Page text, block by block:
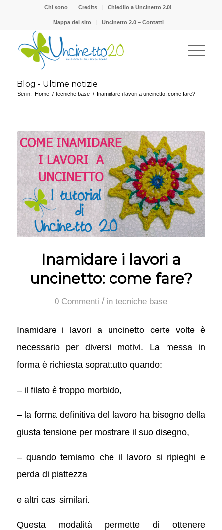
Chi sono Credits Chiedilo a Uncinetto 2.0!
Mappa del sito Uncinetto 2.0 – Contatti
Blog - Ultime notizie
Sei in: Home / tecniche base / Inamidare i lavori a uncinetto: come fare?
Inamidare i lavori a
uncinetto: come fare?
0 Commenti / intecniche base
Inamidare i lavori a uncinetto certe volte è
necessario per diversi motivi. La messa in
forma è richiesta soprattutto quando:
– il filato è troppo morbido,
– la forma definitiva del lavoro ha bisogno della
giusta tensione per mostrare il suo disegno,
– quando temiamo che il lavoro si ripieghi e
perda di piattezza
e altri casi similari.
Questa modalità permette di ottenere